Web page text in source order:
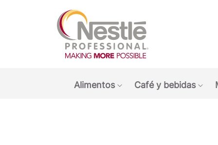
Alimentos
Show submenu:
Café y bebidas